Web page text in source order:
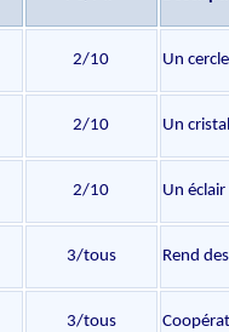
2/10 Un
2/10 Un
2/10 Un
3/tous Rend
3/tous